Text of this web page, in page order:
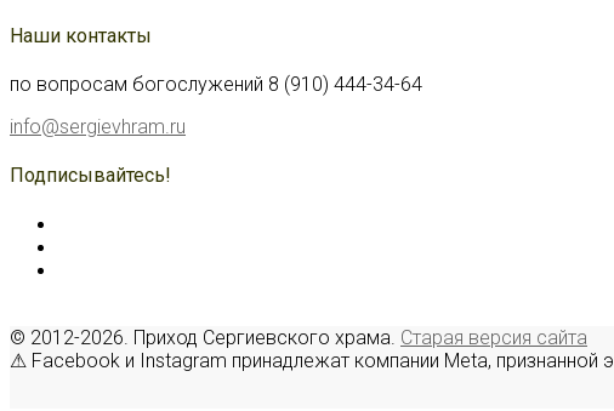
Наши контакты
по вопросам богослужений 8 (910) 444-34-64
info@sergievhram.ru
Подписывайтесь!
© 2012-2026. Приход Сергиевского храма. Старая версия сайта
⚠ Facebook и Instagram принадлежат компании Meta, признанной